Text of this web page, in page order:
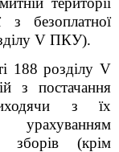
безоплатної
V ПКУ).
188 розділу V
з постачання
з їх
зборів (крім